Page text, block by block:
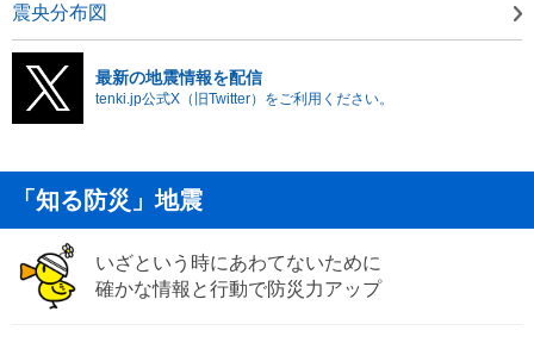
震央分布図
最新の地震情報を配信
tenki.jp公式X（旧Twitter）をご利用ください。
「知る防災」地震
いざという時にあわてないために
確かな情報と行動で防災力アップ